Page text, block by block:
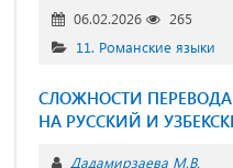
06.02.2026
265
11. Романские языки
СЛОЖНОСТИ ПЕРЕВОДА
НА РУССКИЙ И
Дадамирзаева М.В.